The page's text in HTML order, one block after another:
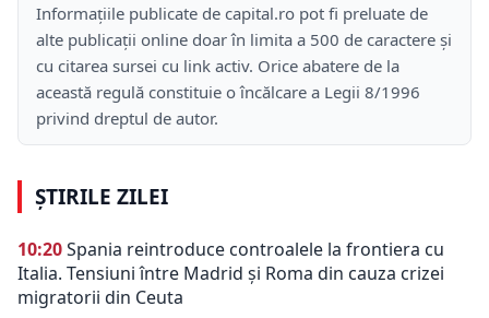
Informațiile publicate de capital.ro pot fi preluate de
alte publicații online doar în limita a 500 de caractere și
cu citarea sursei cu link activ. Orice abatere de la
această regulă constituie o încălcare a Legii 8/1996
privind dreptul de autor.
ȘTIRILE ZILEI
10:20Spania reintroduce controalele la frontiera cu
Italia. Tensiuni între Madrid și Roma din cauza crizei
migratorii din Ceuta